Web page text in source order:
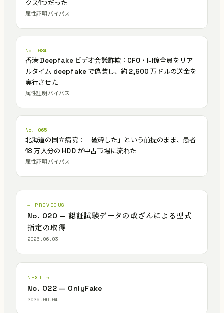
クス1つだった
属性証明バイパス
No. 084
香港 Deepfake ビデオ会議詐欺：CFO・同僚全員をリア
ルタイム deepfake で偽装し、約 2,600 万ドルの送金を
実行させた
属性証明バイパス
No. 065
北海道の国立病院：「破砕した」という前提のまま、患者
18 万人分の HDD が中古市場に流れた
属性証明バイパス
← PREVIOUS
No. 020 — 認証試験データの改ざんによる型式
指定の取得
2026.06.03
NEXT →
No. 022 — OnlyFake
2026.06.04